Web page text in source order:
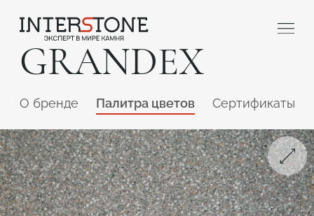
GRANDEX
O бренде Палитра цветов Сертификаты
Ваша сфера деятельности